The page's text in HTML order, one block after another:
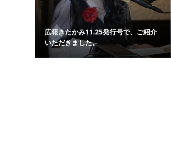
広報きたかみ11.25発行号で、ご紹介
いただきました。